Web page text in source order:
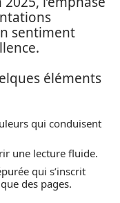
sentiment
éléments
qui conduisent
une lecture fluide.
qui s’inscrit
des pages.